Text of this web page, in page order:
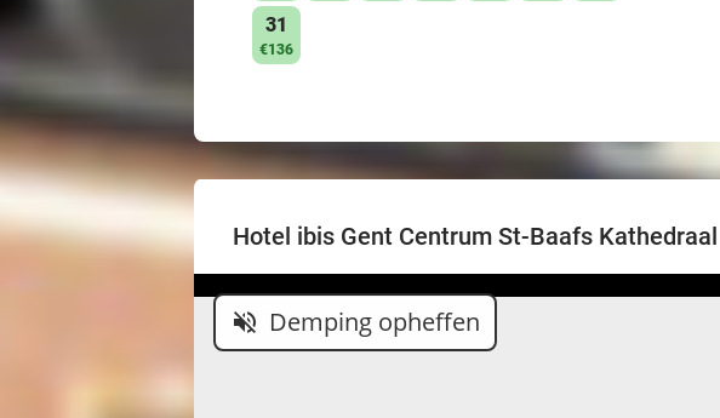
31
€136
Hotel ibis Gent Centrum St-Baafs Kathedraal
volume_off Demping opheffen